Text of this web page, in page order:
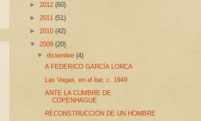
► 2012 (60)
► 2011 (51)
► 2010 (42)
▼ 2009 (20)
▼diciembre(4)
A FEDERICO GARCÍA LORCA
Las Vegas, en el bar, c. 1949
ANTE LA CUMBRE DE
COPENHAGUE
RECONSTRUCCIÓN DE UN HOMBRE